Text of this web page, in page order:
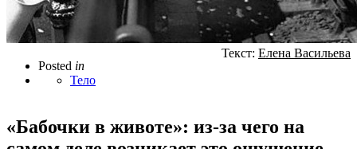
Posted in
Тело
Текст: Елена Васильева
«Бабочки в животе»: из-за чего на